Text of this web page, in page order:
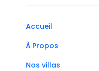
Accueil
À Propos
Nos villas